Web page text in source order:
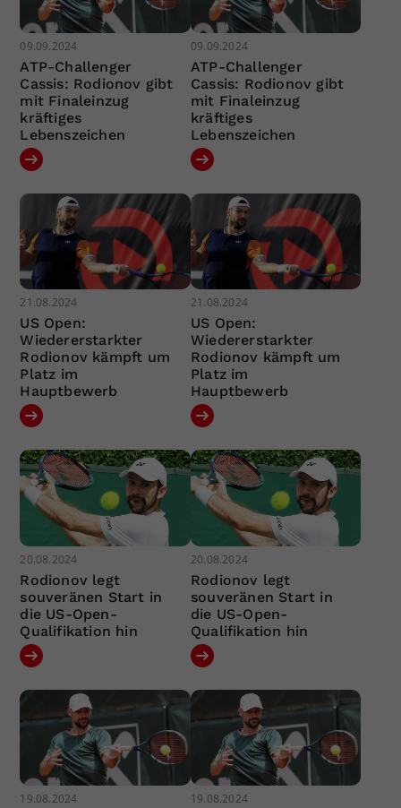
09.09.2024
ATP-Challenger
Cassis: Rodionov gibt
mit Finaleinzug
kräftiges
Lebenszeichen
09.09.2024
ATP-Challenger
Cassis: Rodionov gibt
mit Finaleinzug
kräftiges
Lebenszeichen
21.08.2024
US Open:
Wiedererstarkter
Rodionov kämpft um
Platz im
Hauptbewerb
21.08.2024
US Open:
Wiedererstarkter
Rodionov kämpft um
Platz im
Hauptbewerb
20.08.2024
Rodionov legt
souveränen Start in
die US-Open-
Qualifikation hin
20.08.2024
Rodionov legt
souveränen Start in
die US-Open-
Qualifikation hin
19.08.2024 19.08.2024